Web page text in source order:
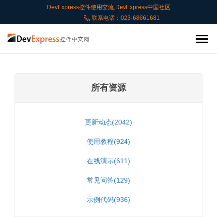
DevExpress控件使用交流,DevExpress中国社区
联系电话：023-68661681
所有资源
更新动态(2042)
使用教程(924)
在线演示(611)
常见问答(129)
示例代码(936)